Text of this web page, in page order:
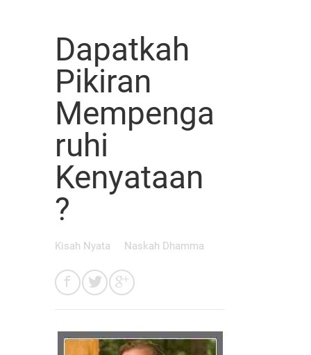
Dapatkah
Pikiran
Mempenga
ruhi
Kenyataan
?
Kisah Nyata Naskah Dhamma